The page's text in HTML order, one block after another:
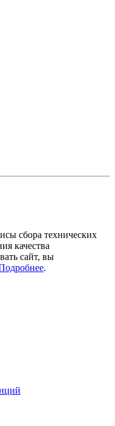
сбора технических
качества
сайт, вы
.